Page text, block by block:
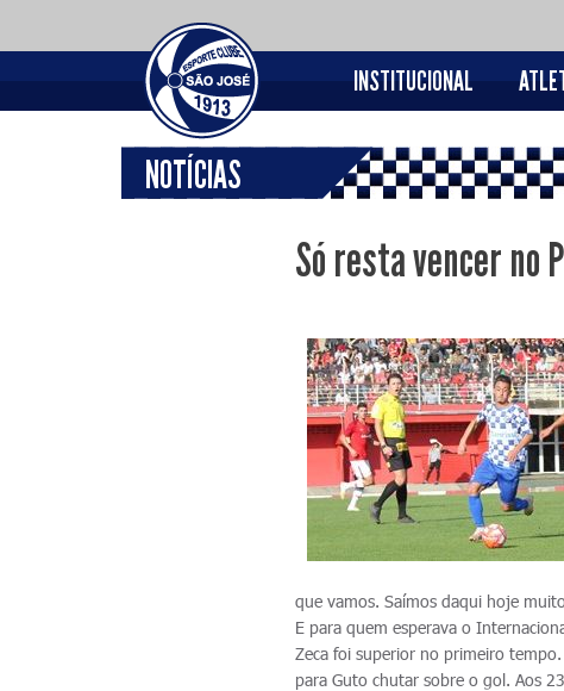
INSTITUCIONAL
NOTÍCIAS
Só resta vencer no
que vamos. Saímos daqui hoje
E para quem esperava o
Zeca foi superior no primeiro
para Guto chutar sobre o gol. Aos